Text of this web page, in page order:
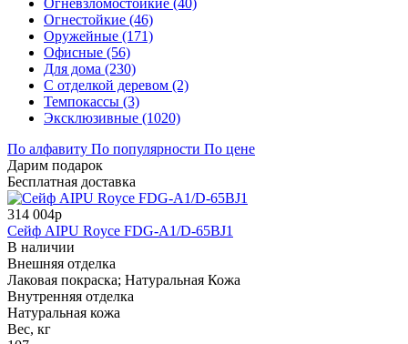
Огнестойкие (46)
Оружейные (171)
Офисные (56)
Для дома (230)
С отделкой деревом (2)
Темпокассы (3)
Эксклюзивные (1020)
По алфавиту По популярности По цене
Дарим подарок
Бесплатная доставка
314 004р
Сейф AIPU Royce FDG-A1/D-65BJ1
В наличии
Внешняя отделка
Лаковая покраска; Натуральная Кожа
Внутренняя отделка
Натуральная кожа
Вес, кг